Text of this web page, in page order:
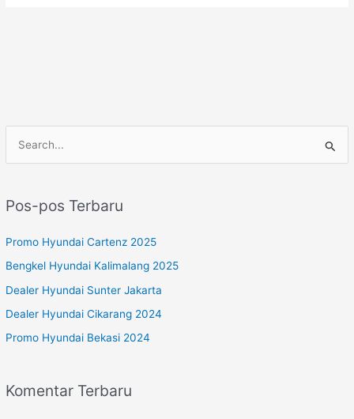
i
u
k
:
Pos-pos Terbaru
Promo Hyundai Cartenz 2025
Bengkel Hyundai Kalimalang 2025
Dealer Hyundai Sunter Jakarta
Dealer Hyundai Cikarang 2024
Promo Hyundai Bekasi 2024
Komentar Terbaru